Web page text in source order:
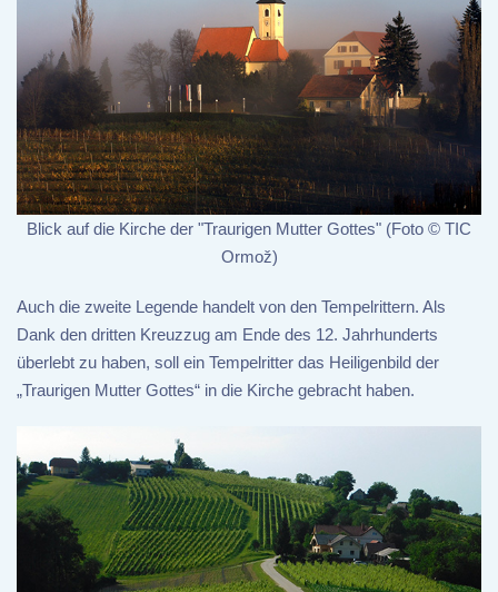
Blick auf die Kirche der "Traurigen Mutter Gottes" (Foto © TIC
Ormož)
Auch die zweite Legende handelt von den Tempelrittern. Als
Dank den dritten Kreuzzug am Ende des 12. Jahrhunderts
überlebt zu haben, soll ein Tempelritter das Heiligenbild der
„Traurigen Mutter Gottes“ in die Kirche gebracht haben.